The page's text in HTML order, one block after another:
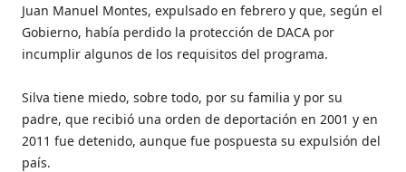
Juan Manuel Montes, expulsado en febrero y que, según el
Gobierno, había perdido la protección de DACA por
incumplir algunos de los requisitos del programa.
Silva tiene miedo, sobre todo, por su familia y por su
padre, que recibió una orden de deportación en 2001 y en
2011 fue detenido, aunque fue pospuesta su expulsión del
país.